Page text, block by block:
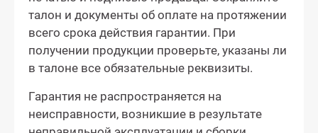
талон и документы об оплате на протяжении
всего срока действия гарантии. При
получении продукции проверьте, указаны ли
в талоне все обязательные реквизиты.
Гарантия не распространяется на
неисправности, возникшие в результате